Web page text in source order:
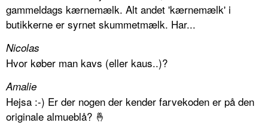
gammeldags kærnemælk. Alt andet 'kærnemælk' i
butikkerne er syrnet skummetmælk. Har...
Nicolas
Hvor køber man kavs (eller kaus..)?
Amalie
Hejsa :-) Er der nogen der kender farvekoden er på den
originale almueblå? 🤞